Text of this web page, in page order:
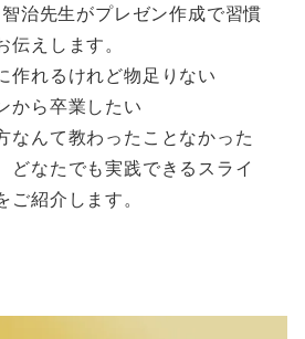
治先生がプレゼン作成で習慣
伝えします。
作れるけれど物足りない
から卒業したい
なんて教わったことなかった
どなたでも実践できるスライ
ご紹介します。